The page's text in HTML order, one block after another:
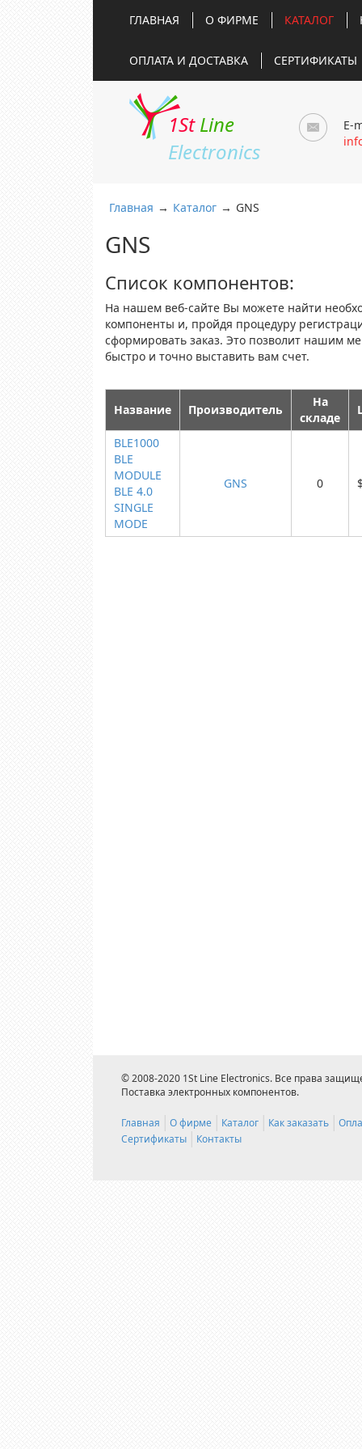
ГЛАВНАЯ О ФИРМЕ КАТАЛОГ
ОПЛАТА И ДОСТАВКА СЕРТИФИКАТЫ
1St Line
Electronics
E-
Главная → Каталог → GNS
GNS
Список компонентов:
На нашем веб-сайте Вы можете найти
компоненты и, пройдя процедуру
сформировать заказ. Это позволит нашим
быстро и точно выставить вам счет.
Название Производитель
На
складе
BLE1000
BLE
MODULE
BLE 4.0
SINGLE
MODE
GNS 0
© 2008-2020 1St Line Electronics. Все права
Поставка электронных компонентов.
Главная О фирме Каталог Как заказать
Сертификаты
Контакты